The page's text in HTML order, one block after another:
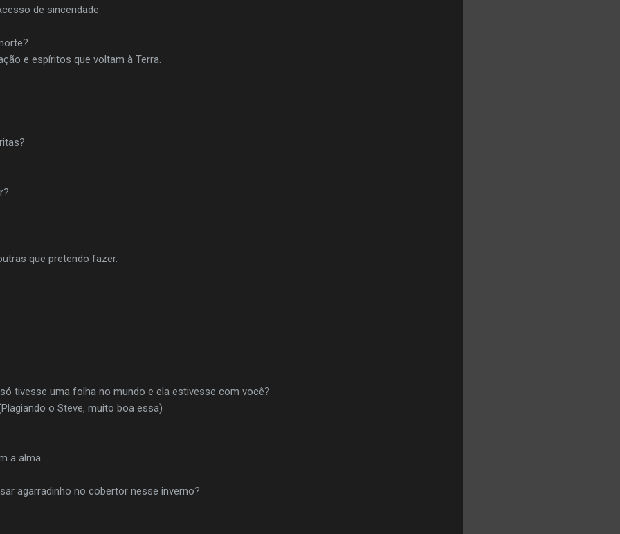
de sinceridade
e espíritos que voltam à Terra.
que pretendo fazer.
tivesse uma folha no mundo e ela estivesse com você?
o Steve, muito boa essa)
a alma.
agarradinho no cobertor nesse inverno?